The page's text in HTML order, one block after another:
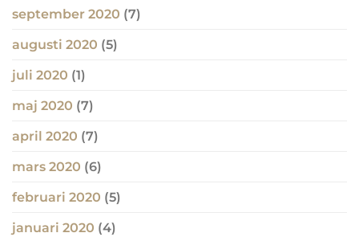
september 2020 (7)
augusti 2020 (5)
juli 2020 (1)
maj 2020 (7)
april 2020 (7)
mars 2020 (6)
februari 2020 (5)
januari 2020 (4)